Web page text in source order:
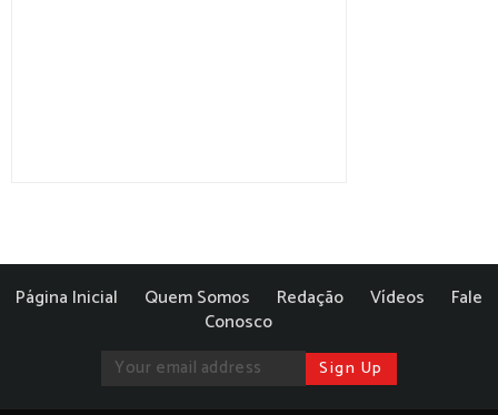
Página Inicial Quem Somos Redação Vídeos
Fale
Conosco